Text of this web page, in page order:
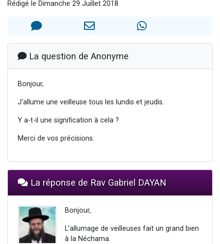
2 personnes viennent de faire un don pour 1 Journée de Vacances Pour les Enfants
Il reste 49 places pour étudier en groupe sur Zoom
2 personnes viennent de nous rejoindre sur WhatsApp
Rédigé le Dimanche 29 Juillet 2018
La question de Anonyme
Bonjour,
J'allume une veilleuse tous les lundis et jeudis.
Y a-t-il une signification à cela ?
Merci de vos précisions.
La réponse de Rav Gabriel DAYAN
Bonjour,
L’allumage de veilleuses fait un grand bien
à la Néchama.